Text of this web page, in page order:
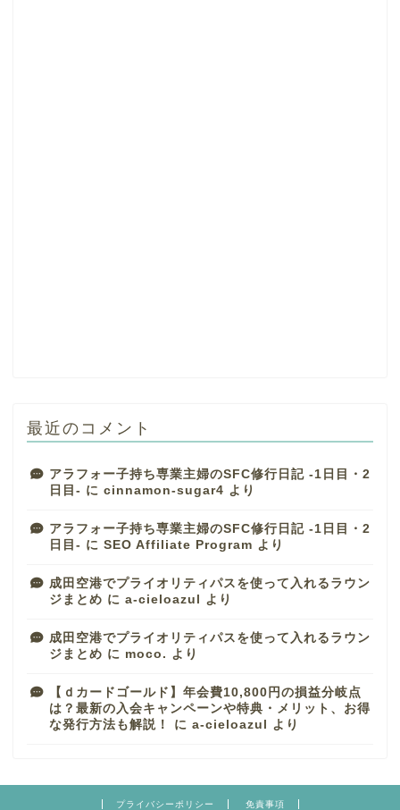
最近のコメント
アラフォー子持ち専業主婦のSFC修行日記 -1日目・2
日目- に cinnamon-sugar4 より
アラフォー子持ち専業主婦のSFC修行日記 -1日目・2
日目- に SEO Affiliate Program より
成田空港でプライオリティパスを使って入れるラウン
ジまとめ に a-cieloazul より
成田空港でプライオリティパスを使って入れるラウン
ジまとめ に moco. より
【ｄカードゴールド】年会費10,800円の損益分岐点
は？最新の入会キャンペーンや特典・メリット、お得
な発行方法も解説！
に a-cieloazul より
プライバシーポリシー 免責事項